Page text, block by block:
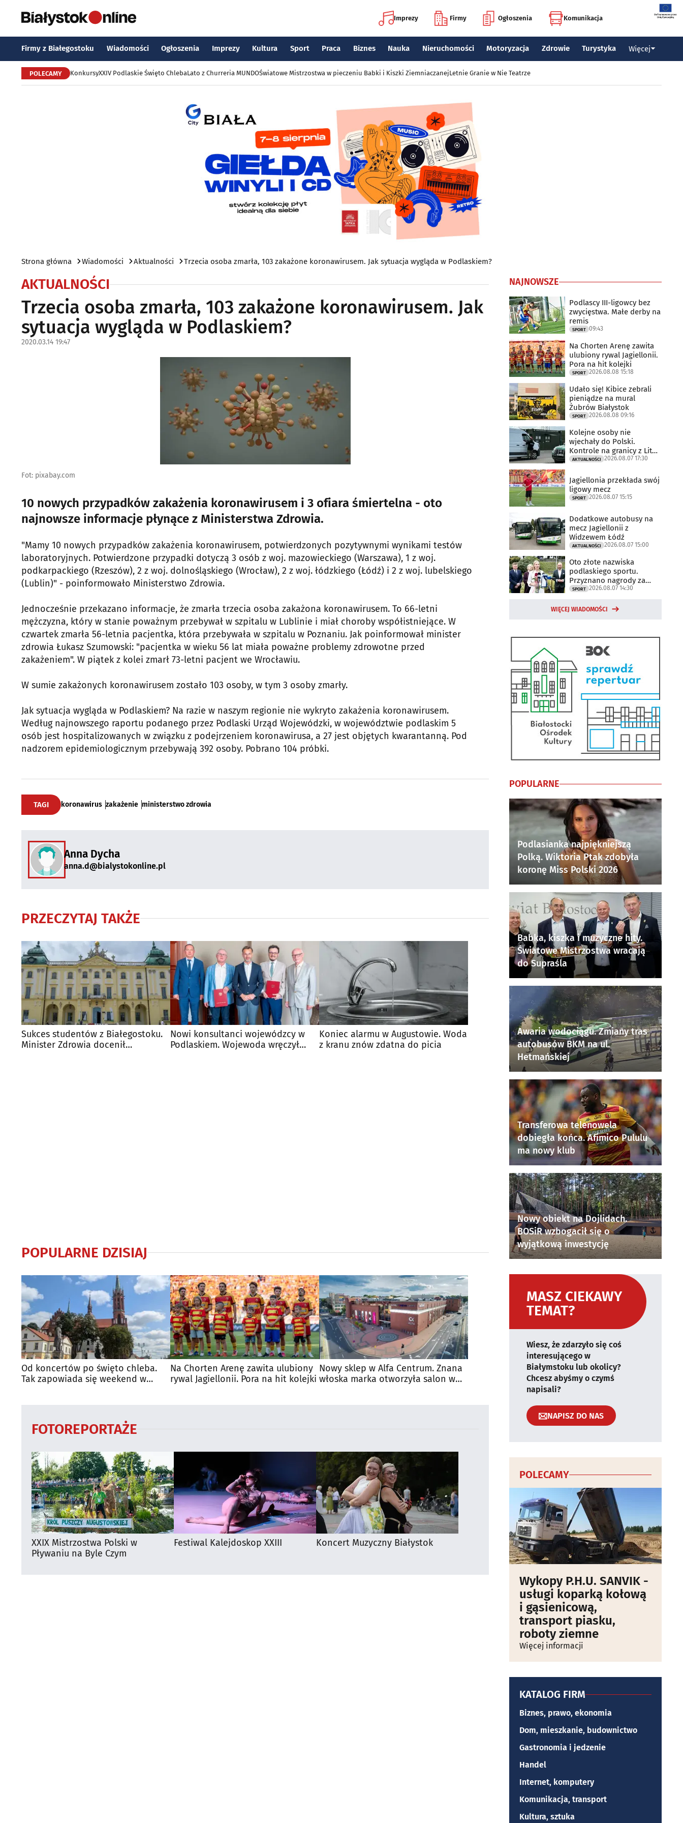
Imprezy Firmy Ogłoszenia Komunikacja
Firmy z Białegostoku Wiadomości Ogłoszenia Imprezy Kultura Sport Praca Biznes Nauka Nieruchomości Motoryzacja Zdrowie Turystyka Więcej
POLECAMY KonkursyXXIV Podlaskie Święto ChlebaLato z Churreria MUNDOŚwiatowe Mistrzostwa w pieczeniu Babki i Kiszki ZiemniaczanejLetnie Granie w Nie Teatrze
Strona główna Wiadomości Aktualności Trzecia osoba zmarła, 103 zakażone koronawirusem. Jak sytuacja wygląda w Podlaskiem?
AKTUALNOŚCI
Trzecia osoba zmarła, 103 zakażone koronawirusem. Jak
sytuacja wygląda w Podlaskiem?
2020.03.14 19:47
Fot: pixabay.com
10 nowych przypadków zakażenia koronawirusem i 3 ofiara śmiertelna - oto
najnowsze informacje płynące z Ministerstwa Zdrowia.
"Mamy 10 nowych przypadków zakażenia koronawirusem, potwierdzonych pozytywnymi wynikami testów
laboratoryjnych. Potwierdzone przypadki dotyczą 3 osób z woj. mazowieckiego (Warszawa), 1 z woj.
podkarpackiego (Rzeszów), 2 z woj. dolnośląskiego (Wrocław), 2 z woj. łódzkiego (Łódź) i 2 z woj. lubelskiego
(Lublin)" - poinformowało Ministerstwo Zdrowia.
Jednocześnie przekazano informacje, że zmarła trzecia osoba zakażona koronawirusem. To 66-letni
mężczyzna, który w stanie poważnym przebywał w szpitalu w Lublinie i miał choroby współistniejące. W
czwartek zmarła 56-letnia pacjentka, która przebywała w szpitalu w Poznaniu. Jak poinformował minister
zdrowia Łukasz Szumowski: "pacjentka w wieku 56 lat miała poważne problemy zdrowotne przed
zakażeniem". W piątek z kolei zmarł 73-letni pacjent we Wrocławiu.
W sumie zakażonych koronawirusem zostało 103 osoby, w tym 3 osoby zmarły.
Jak sytuacja wygląda w Podlaskiem? Na razie w naszym regionie nie wykryto zakażenia koronawirusem.
Według najnowszego raportu podanego przez Podlaski Urząd Wojewódzki, w województwie podlaskim 5
osób jest hospitalizowanych w związku z podejrzeniem koronawirusa, a 27 jest objętych kwarantanną. Pod
nadzorem epidemiologicznym przebywają 392 osoby. Pobrano 104 próbki.
TAGI koronawirus zakażenie ministerstwo zdrowia
Anna Dycha
anna.d@bialystokonline.pl
PRZECZYTAJ TAKŻE
Sukces studentów z Białegostoku.
Minister Zdrowia docenił
Nowi konsultanci wojewódzcy w
Podlaskiem. Wojewoda wręczył
Koniec alarmu w Augustowie. Woda
z kranu znów zdatna do picia
POPULARNE DZISIAJ
Od koncertów po święto chleba.
Tak zapowiada się weekend w
Na Chorten Arenę zawita ulubiony
rywal Jagiellonii. Pora na hit kolejki
Nowy sklep w Alfa Centrum. Znana
włoska marka otworzyła salon w
FOTOREPORTAŻE
XXIX Mistrzostwa Polski w
Pływaniu na Byle Czym
Festiwal Kalejdoskop XXIII Koncert Muzyczny Białystok
NAJNOWSZE
Podlascy III-ligowcy bez
zwycięstwa. Małe derby na
remis
SPORT 09:43
Na Chorten Arenę zawita
ulubiony rywal Jagiellonii.
Pora na hit kolejki
SPORT 2026.08.08 15:18
Udało się! Kibice zebrali
pieniądze na mural
Żubrów Białystok
SPORT 2026.08.08 09:16
Kolejne osoby nie
wjechały do Polski.
Kontrole na granicy z Litwą
trwają
AKTUALNOŚCI 2026.08.07 17:30
Jagiellonia przekłada swój
ligowy mecz
SPORT 2026.08.07 15:15
Dodatkowe autobusy na
mecz Jagiellonii z
Widzewem Łódź
AKTUALNOŚCI 2026.08.07 15:00
Oto złote nazwiska
podlaskiego sportu.
Przyznano nagrody za
2025 rok
SPORT 2026.08.07 14:30
WIĘCEJ WIADOMOŚCI
POPULARNE
Podlasianka najpiękniejszą
Polką. Wiktoria Ptak zdobyła
koronę Miss Polski 2026
Babka, kiszka i muzyczne hity.
Światowe Mistrzostwa wracają
do Supraśla
Awaria wodociągu. Zmiany tras
autobusów BKM na ul.
Hetmańskiej
Transferowa telenowela
dobiegła końca. Afimico Pululu
ma nowy klub
Nowy obiekt na Dojlidach.
BOSiR wzbogacił się o
wyjątkową inwestycję
MASZ CIEKAWY
TEMAT?
Wiesz, że zdarzyło się coś
interesującego w
Białymstoku lub okolicy?
Chcesz abyśmy o czymś
napisali?
NAPISZ DO NAS
POLECAMY
Wykopy P.H.U. SANVIK -
usługi koparką kołową
i gąsienicową,
transport piasku,
roboty ziemne
Więcej informacji
KATALOG FIRM
Biznes, prawo, ekonomia
Dom, mieszkanie, budownictwo
Gastronomia i jedzenie
Handel
Internet, komputery
Komunikacja, transport
Kultura, sztuka